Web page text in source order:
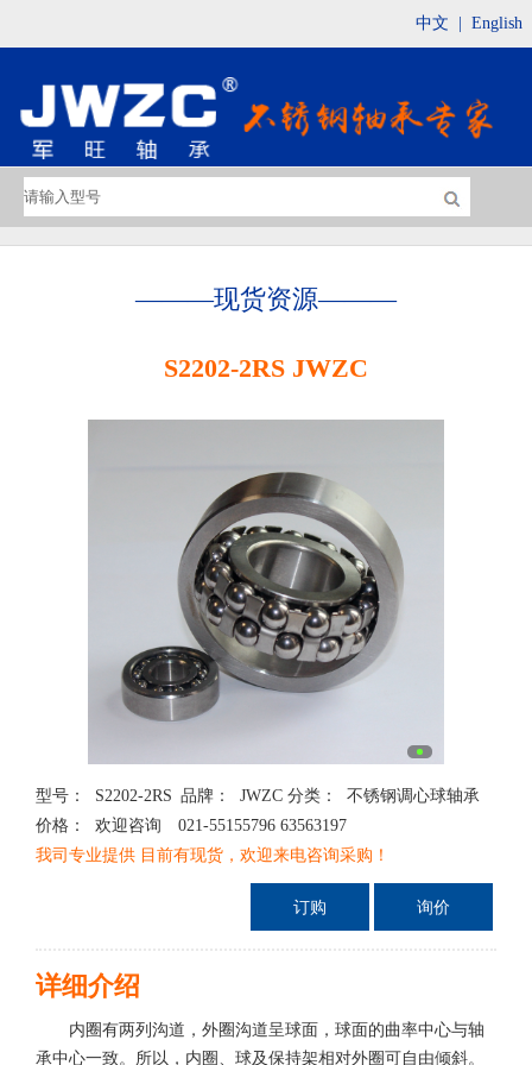
中文 English
———现货资源———
S2202-2RS JWZC
型号： S2202-2RS 品牌： JWZC 分类：
不锈钢调心球轴承
价格：
欢迎咨询 021-55155796 63563197
我司专业提供 目前有现货，欢迎来电咨询采购！
详细介绍
内圈有两列沟道，外圈沟道呈球面，球面的曲率中心与轴
承中心一致。所以，内圈、球及保持架相对外圈可自由倾斜。